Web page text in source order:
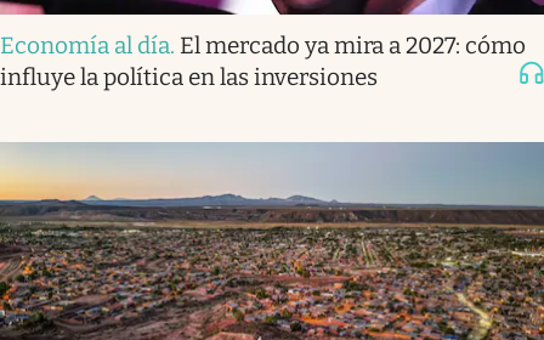
Economía al día. El mercado ya mira a 2027: cómo
influye la política en las inversiones